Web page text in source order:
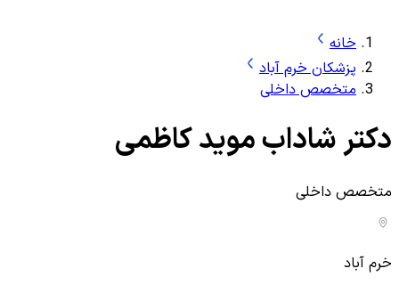
خانه
پزشکان خرم آباد
متخصص داخلی
دکتر شاداب موید کاظمی
متخصص داخلی
خرم آباد